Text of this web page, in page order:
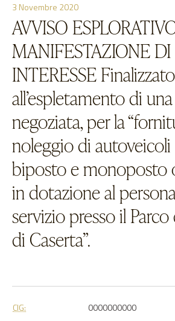
3 Novembre 2020
AVVISO
MANIFESTAZIONE DI
INTERESSE Finalizzato
all’espletamento di
negoziata, per la
noleggio di
biposto e monoposto
in dotazione al
servizio presso il Parco
di Caserta”.
CIG: 0000000000